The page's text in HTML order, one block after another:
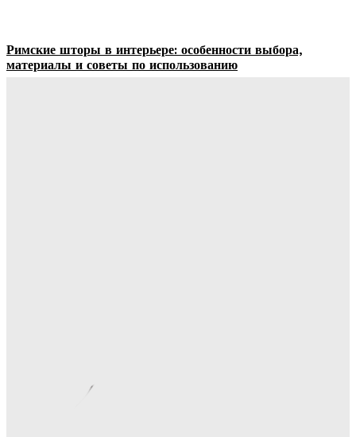
Римские шторы в интерьере: особенности выбора,
материалы и советы по использованию